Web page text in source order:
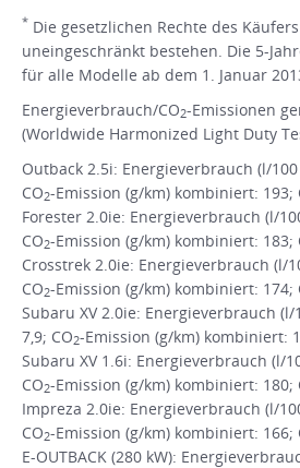
* Die gesetzlichen Rechte des
uneingeschränkt bestehen. Die 5-
für alle Modelle ab dem 1. Januar
Energieverbrauch/CO2-Emissionen
(Worldwide Harmonized Light Duty
Outback 2.5i: Energieverbrauch (l/
CO2-Emission (g/km) kombiniert: 193;
Forester 2.0ie: Energieverbrauch (l/
CO2-Emission (g/km) kombiniert: 183;
Crosstrek 2.0ie: Energieverbrauch (l/
CO2-Emission (g/km) kombiniert: 174;
Subaru XV 2.0ie: Energieverbrauch
7,9; CO2-Emission (g/km) kombiniert:
Subaru XV 1.6i: Energieverbrauch (l/
CO2-Emission (g/km) kombiniert: 180;
Impreza 2.0ie: Energieverbrauch (l/
CO2-Emission (g/km) kombiniert: 166;
E-OUTBACK (280 kW):